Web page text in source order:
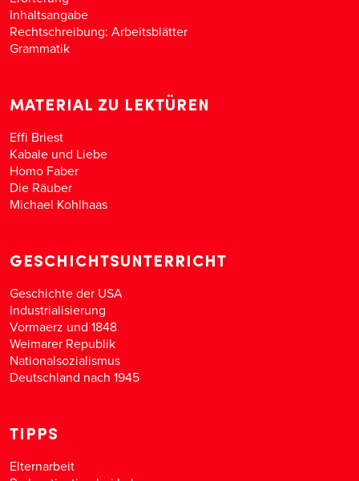
Inhaltsangabe
Rechtschreibung: Arbeitsblätter
Grammatik
MATERIAL ZU LEKTÜREN
Effi Briest
Kabale und Liebe
Homo Faber
Die Räuber
Michael Kohlhaas
GESCHICHTSUNTERRICHT
Geschichte der USA
Industrialisierung
Vormaerz und 1848
Weimarer Republik
Nationalsozialismus
Deutschland nach 1945
TIPPS
Elternarbeit